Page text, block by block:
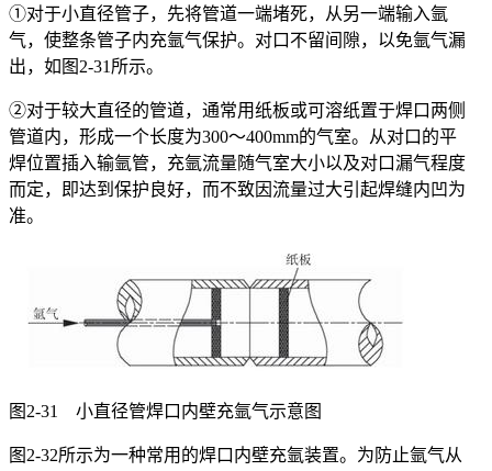
①对于小直径管子，先将管道一端堵死，从另一端输入氩
气，使整条管子内充氩气保护。对口不留间隙，以免氩气漏
出，如图2-31所示。
②对于较大直径的管道，通常用纸板或可溶纸置于焊口两侧
管道内，形成一个长度为300～400mm的气室。从对口的平
焊位置插入输氩管，充氩流量随气室大小以及对口漏气程度
而定，即达到保护良好，而不致因流量过大引起焊缝内凹为
准。
图2-31 小直径管焊口内壁充氩气示意图
图2-32所示为一种常用的焊口内壁充氩装置。为防止氩气从